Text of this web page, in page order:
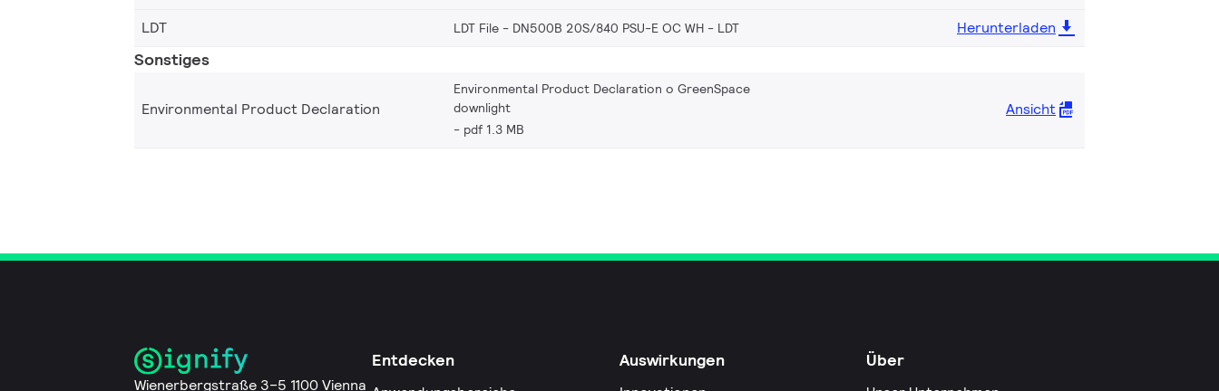
LDT LDT File - DN500B 20S/840 PSU-E OC WH LDT Herunterladen
Sonstiges
Environmental Product Declaration
Environmental Product Declaration o GreenSpace
downlight
pdf 1.3 MB
Ansicht
Wienerbergstraße 3–5 1100 Vienna
Entdecken Auswirkungen Über